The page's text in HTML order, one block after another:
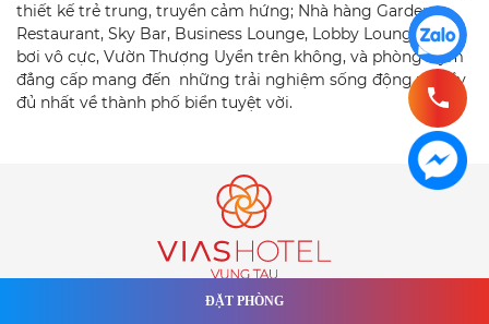
thiết kế trẻ trung, truyền cảm hứng; Nhà hàng Garden
Restaurant, Sky Bar, Business Lounge, Lobby Lounge, Hồ
bơi vô cực, Vườn Thượng Uyển trên không, và phòng Gym
đẳng cấp mang đến những trải nghiệm sống động và đầy
đủ nhất về thành phố biển tuyệt vời.
ĐẶT PHÒNG